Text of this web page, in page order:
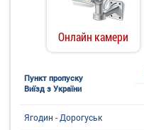
Онлайн камери
Пункт пропуску
Виїзд з України
Ягодин - Дорогуськ